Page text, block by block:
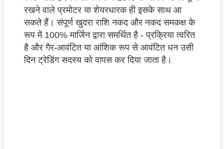
रखने वाले प्रमोटर या शेयरधारक ही इसके साथ आ
सकते हैं। संपूर्ण खुदरा राशि नकद और नकद समकक्ष के
रूप में 100% मार्जिन द्वारा समर्थित है - प्रक्रिया त्वरित
है और गैर-आवंटित या आंशिक रूप से आवंटित धन उसी
दिन ट्रेडिंग सदस्य को वापस कर दिया जाता है।